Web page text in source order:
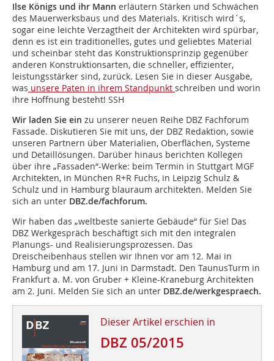
Ilse Königs und ihr Mann erläutern Stärken und Schwächen
des Mauerwerksbaus und des Materials. Kritisch wird´s,
sogar eine leichte Verzagtheit der Architekten wird spürbar,
denn es ist ein traditionelles, gutes und geliebtes Material
und scheinbar steht das Konstruktionsprinzip gegenüber
anderen Konstruktionsarten, die schneller, effizienter,
leistungsstärker sind, zurück. Lesen Sie in dieser Ausgabe,
was unsere Paten in ihrem Standpunkt schreiben und worin
ihre Hoffnung besteht! SSH
Wir laden Sie ein zu unserer neuen Reihe DBZ Fachforum
Fassade. Diskutieren Sie mit uns, der DBZ Redaktion, sowie
unseren Partnern über Materialien, Oberflächen, Systeme
und Detaillösungen. Darüber hinaus berichten Kollegen
über ihre „Fassaden“-Werke: beim Termin in Stuttgart MGF
Architekten, in München R+R Fuchs, in Leipzig Schulz &
Schulz und in Hamburg blauraum architekten. Melden Sie
sich an unter DBZ.de/fachforum.
Wir haben das „weltbeste sanierte Gebäude“ für Sie! Das
DBZ Werkgespräch beschäftigt sich mit den integralen
Planungs- und Realisierungsprozessen. Das
Dreischeibenhaus stellen wir Ihnen vor am 12. Mai in
Hamburg und am 17. Juni in Darmstadt. Den TaunusTurm in
Frankfurt a. M. von Gruber + Kleine-Kraneburg Architekten
am 2. Juni. Melden Sie sich an unter DBZ.de/werkgespraech.
Dieser Artikel erschien in
DBZ 05/2015